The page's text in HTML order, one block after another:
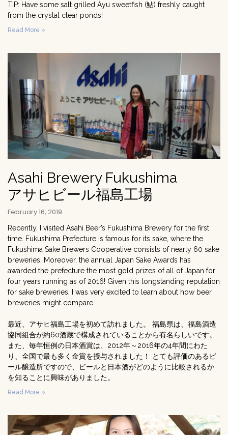
TIP: Have some salt grilled Ayu sweetfish (鮎) freshly caught
from the crystal clear ponds!
Read More »
Asahi Brewery Fukushima
アサヒビール福島工場
February 16, 2019
Recently, I visited Asahi Beer’s Fukushima Brewery for the first
time. Fukushima Prefecture is famous for its sake, where the
Fukushima Sake Brewers Cooperative consists of nearly 60 sake
breweries. Moreover, the annual Japan Sake Awards has
awarded the prefecture the most gold prizes of all of Japan for
four years running as of 2016! Given this longstanding reputation
for sake breweries, I was very excited to learn about how beer
breweries might compare.
最近、アサヒ福島工場を初めて訪れました。 福島県は、福島酒造
協同組合が約60酒蔵で構成されていることから有名らしいです。
また、毎年恒例の日本酒賞は、2012年～2016年の4年間にわた
り、全国で最も多く金賞を授与されました！ とても評価のあるビ
ール醸造所ですので、ビールと日本酒がどのように比較されるか
を知ることに興味がありました。
Read More »